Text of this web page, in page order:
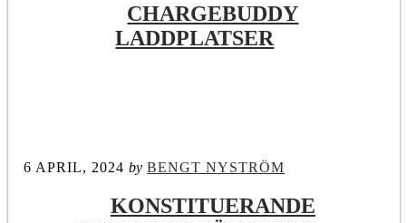
CHARGEBUDDY
LADDPLATSER
6 APRIL, 2024 by BENGT NYSTRÖM
KONSTITUERANDE